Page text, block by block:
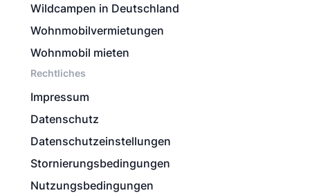
Wildcampen in Deutschland
Wohnmobilvermietungen
Wohnmobil mieten
Rechtliches
Impressum
Datenschutz
Datenschutzeinstellungen
Stornierungsbedingungen
Nutzungsbedingungen